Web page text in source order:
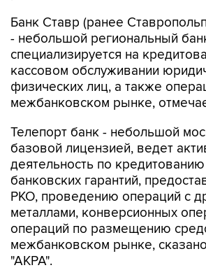
Банк Ставр (ранее
- небольшой региональный
специализируется на
кассовом обслуживании
физических лиц, а также
межбанковском рынке,
Телепорт банк - небольшой
базовой лицензией, ведет
деятельность по
банковских гарантий,
РКО, проведению операций с
металлами, конверсионных
операций по размещению
межбанковском рынке,
"АКРА".